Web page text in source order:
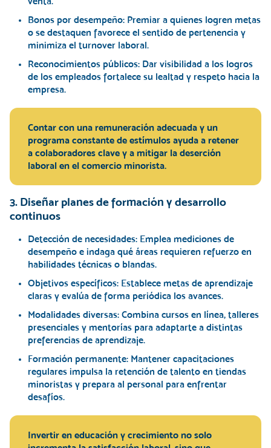
Bonos por desempeño: Premiar a quienes logren metas
o se destaquen favorece el sentido de pertenencia y
minimiza el turnover laboral.
Reconocimientos públicos: Dar visibilidad a los logros
de los empleados fortalece su lealtad y respeto hacia la
empresa.
Contar con una remuneración adecuada y un
programa constante de estímulos ayuda a retener
a colaboradores clave y a mitigar la deserción
laboral en el comercio minorista.
3. Diseñar planes de formación y desarrollo
continuos
Detección de necesidades: Emplea mediciones de
desempeño e indaga qué áreas requieren refuerzo en
habilidades técnicas o blandas.
Objetivos específicos: Establece metas de aprendizaje
claras y evalúa de forma periódica los avances.
Modalidades diversas: Combina cursos en línea, talleres
presenciales y mentorías para adaptarte a distintas
preferencias de aprendizaje.
Formación permanente: Mantener capacitaciones
regulares impulsa la retención de talento en tiendas
minoristas y prepara al personal para enfrentar
desafíos.
Invertir en educación y crecimiento no solo